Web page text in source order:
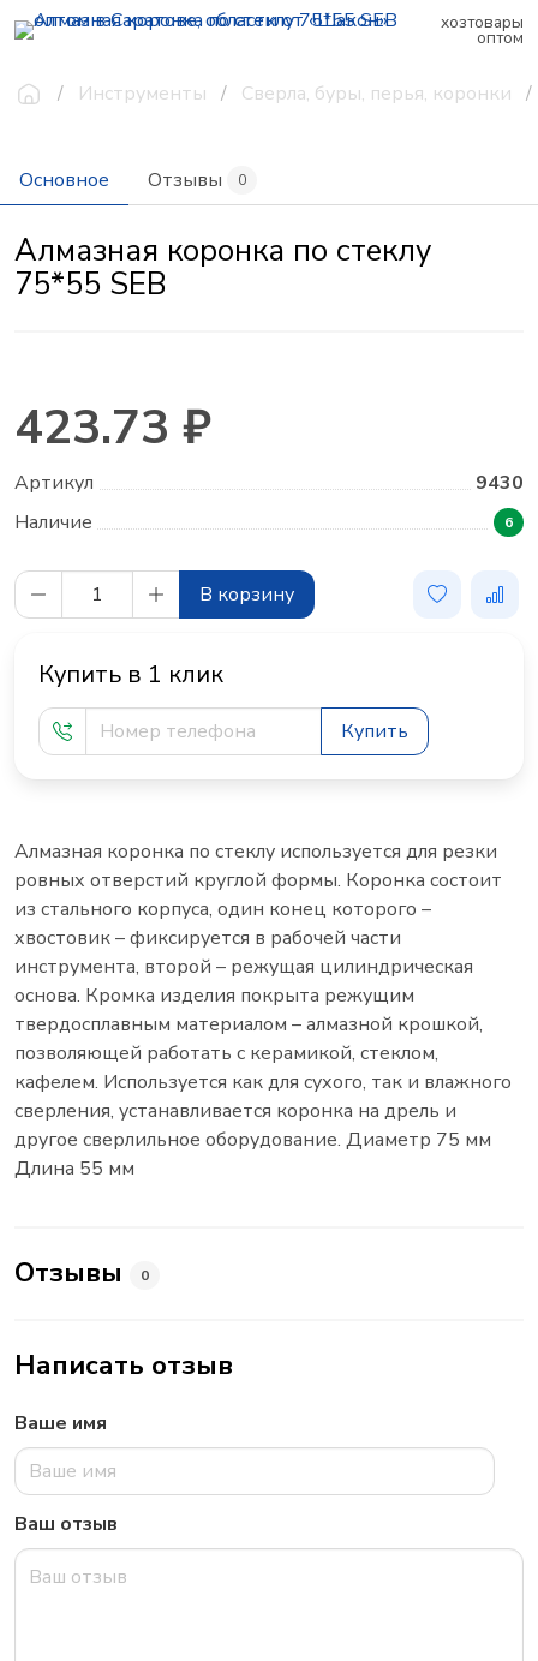
хозтовары
оптом
Инструменты Сверла, буры, перья, коронки
Основное Отзывы 0
Алмазная коронка по стеклу
75*55 SEB
423.73 ₽
Артикул
9430
Наличие
6
В корзину
Купить в 1 клик
Купить
Алмазная коронка по стеклу используется для резки
ровных отверстий круглой формы. Коронка состоит
из стального корпуса, один конец которого –
хвостовик – фиксируется в рабочей части
инструмента, второй – режущая цилиндрическая
основа. Кромка изделия покрыта режущим
твердосплавным материалом – алмазной крошкой,
позволяющей работать с керамикой, стеклом,
кафелем. Используется как для сухого, так и влажного
сверления, устанавливается коронка на дрель и
другое сверлильное оборудование. Диаметр 75 мм
Длина 55 мм
Отзывы 0
Написать отзыв
Ваше имя
Ваш отзыв